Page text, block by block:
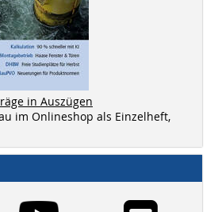
in Auszügen
im Onlineshop als Einzelheft,